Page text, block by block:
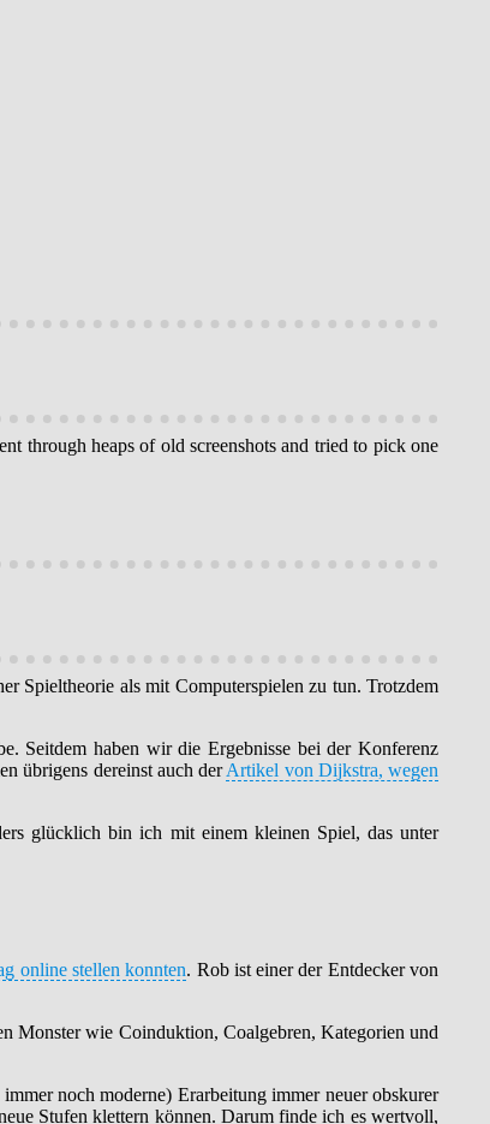
through heaps of old screenshots and tried to pick one
Spieltheorie als mit Computerspielen zu tun. Trotzdem
Seitdem haben wir die Ergebnisse bei der Konferenz
übrigens dereinst auch derArtikel von Dijkstra, wegen
glücklich bin ich mit einem kleinen Spiel, das unter
online stellen konnten. Rob ist einer der Entdecker von
Monster wie Coinduktion, Coalgebren, Kategorien und
noch moderne) Erarbeitung immer neuer obskurer
Stufen klettern können. Darum finde ich es wertvoll,